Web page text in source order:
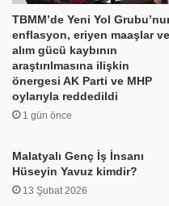
TBMM’de Yeni Yol
enflasyon, eriyen maaşlar ve
alım gücü kaybının
araştırılmasına ilişkin
önergesi AK Parti ve MHP
oylarıyla reddedildi
1 gün önce
Malatyalı Genç İş İnsanı
Hüseyin Yavuz kimdir?
13 Şubat 2026